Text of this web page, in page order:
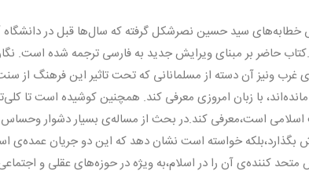
غرب ونیز آن دسته از مسلمانانی که تحت تاثیر این فرهنگ از
با زبان امروزی معرفی کند. همچنین کوشیده است تا
است،معرفی ‌کند.در بحث از مساله‌ی بسیار دشوار وحساس
کننده‌ی آن را در اسلام،به ویژه در حوزه‌های عقلی و